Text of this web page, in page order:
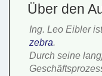
Über den
Ing. Leo Eibler
zebra.
Durch seine